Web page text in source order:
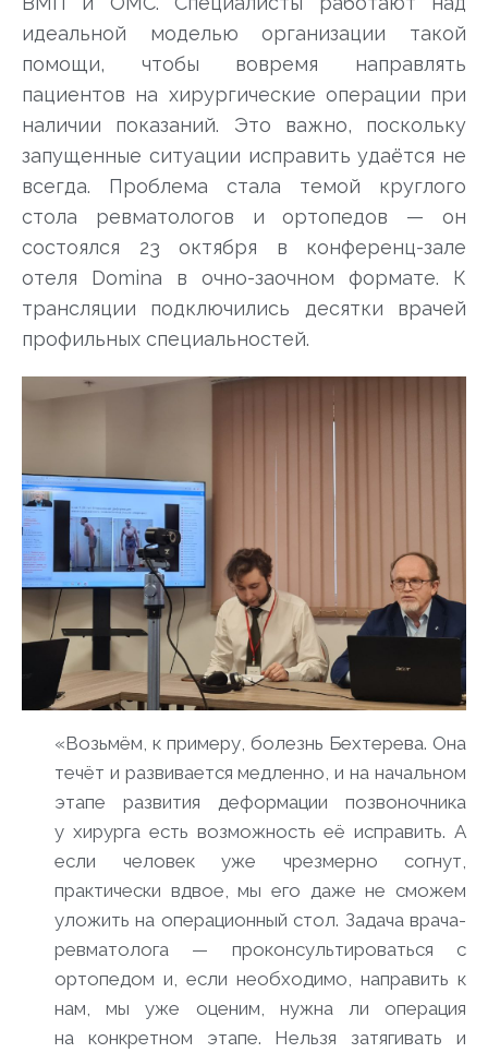
идеальной моделью организации такой
помощи, чтобы вовремя направлять
пациентов на хирургические операции при
наличии показаний. Это важно, поскольку
запущенные ситуации исправить удаётся не
всегда. Проблема стала темой круглого
стола ревматологов и ортопедов — он
состоялся 23 октября в конференц-зале
отеля Domina в очно-заочном формате. К
трансляции подключились десятки врачей
профильных специальностей.
«Возьмём, к примеру, болезнь Бехтерева. Она
течёт и развивается медленно, и на начальном
этапе развития деформации позвоночника
у хирурга есть возможность её исправить. А
если человек уже чрезмерно согнут,
практически вдвое, мы его даже не сможем
уложить на операционный стол. Задача врача-
ревматолога — проконсультироваться с
ортопедом и, если необходимо, направить к
нам, мы уже оценим, нужна ли операция
на конкретном этапе. Нельзя затягивать и